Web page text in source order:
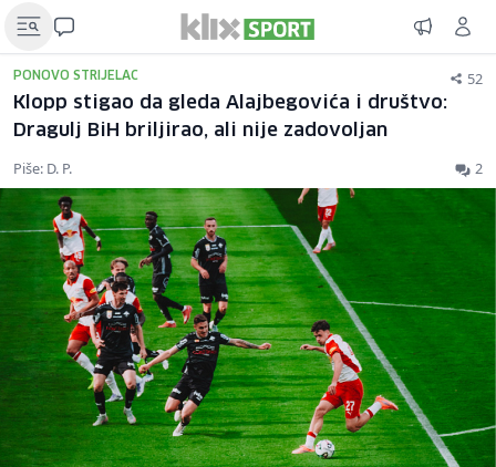
PONOVO STRIJELAC 52
Klopp stigao da gleda Alajbegovića i društvo:
Dragulj BiH briljirao, ali nije zadovoljan
Piše: D. P. 2